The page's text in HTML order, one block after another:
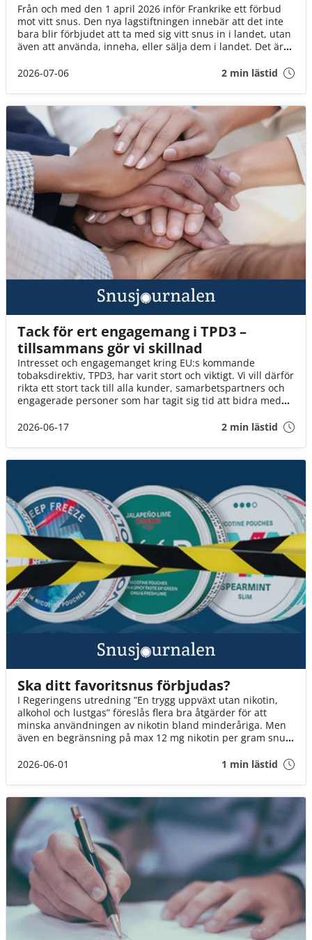
Från och med den 1 april 2026 inför Frankrike ett förbud
mot vitt snus. Den nya lagstiftningen innebär att det inte
bara blir förbjudet att ta med sig vitt snus in i landet, utan
även att använda, inneha, eller sälja dem i landet. Det är
(för eget bruk och i rimlig mängd).
2026-07-06 2 min lästid
Tack för ert engagemang i TPD3 –
tillsammans gör vi skillnad
Intresset och engagemanget kring EU:s kommande
tobaksdirektiv, TPD3, har varit stort och viktigt. Vi vill därför
rikta ett stort tack till alla kunder, samarbetspartners och
engagerade personer som har tagit sig tid att bidra med
2026-06-17
2 min lästid
Ska ditt favoritsnus förbjudas?
I Regeringens utredning ”En trygg uppväxt utan nikotin,
alkohol och lustgas” föreslås flera bra åtgärder för att
minska användningen av nikotin bland minderåriga. Men
även en begränsning på max 12 mg nikotin per gram snus
mycket hårt slag mot Sveriges snusare. Om inte
kommer 3 av 4 av oss att drabbas.
2026-06-01 1 min lästid